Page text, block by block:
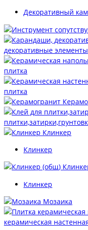
Декоративный
декоративные элементы
плитка
плитка
Клинкер
Клинкер
Клинкер
Мозаика
керамическая